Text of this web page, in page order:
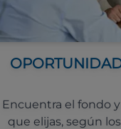
Encuentra el fondo
que elijas, según